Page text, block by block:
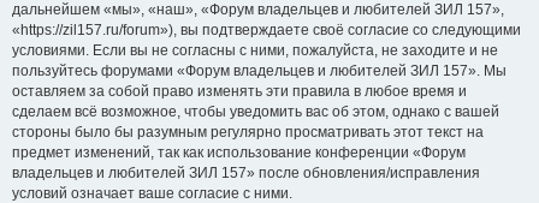
дальнейшем «мы», «наш», «Форум владельцев и любителей ЗИЛ 157»,
«https://zil157.ru/forum»), вы подтверждаете своё согласие со следующими
условиями. Если вы не согласны с ними, пожалуйста, не заходите и не
пользуйтесь форумами «Форум владельцев и любителей ЗИЛ 157». Мы
оставляем за собой право изменять эти правила в любое время и
сделаем всё возможное, чтобы уведомить вас об этом, однако с вашей
стороны было бы разумным регулярно просматривать этот текст на
предмет изменений, так как использование конференции «Форум
владельцев и любителей ЗИЛ 157» после обновления/исправления
условий означает ваше согласие с ними.